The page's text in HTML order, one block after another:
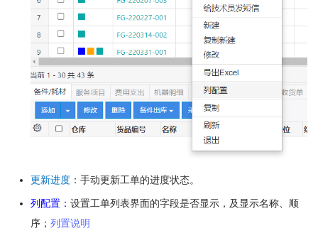
更新进度 ：手动更新工单的进度状态。
列配置： 设置工单列表界面的字段是否显示，及显示名称、顺
序； 列置说明